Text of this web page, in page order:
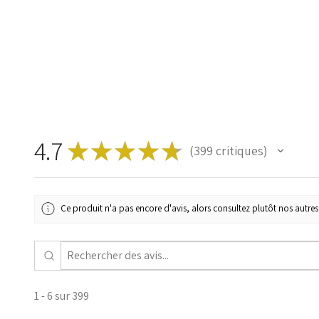
4.7 ★★★★★ 399 critiques
399
Ce produit n'a pas encore d'avis, alors consultez plutôt nos
1 - 6 sur 399